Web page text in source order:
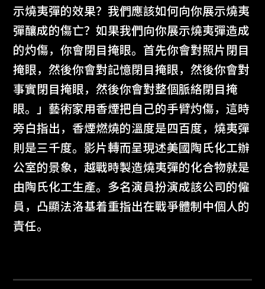
示燒夷彈的效果？我們應該如何向你展示燒夷
彈釀成的傷亡？如果我們向你展示燒夷彈造成
的灼傷，你會閉目掩眼。首先你會對照片閉目
掩眼，然後你會對記憶閉目掩眼，然後你會對
事實閉目掩眼，然後你會對整個脈絡閉目掩
眼。」藝術家用香煙把自己的手臂灼傷，這時
旁白指出，香煙燃燒的溫度是四百度，燒夷彈
則是三千度。影片轉而呈現述美國陶氏化工辦
公室的景象，越戰時製造燒夷彈的化合物就是
由陶氏化工生產。多名演員扮演成該公司的僱
員，凸顯法洛基着重指出在戰爭體制中個人的
責任。